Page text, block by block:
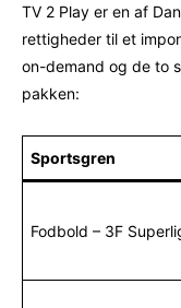
TV 2 Play er en af
rettigheder til et
on-demand og de to
pakken:
Sportsgren
Fodbold – 3F